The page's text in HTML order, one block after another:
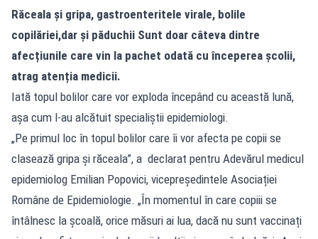
Răceala și gripa, gastroenteritele virale, bolile
copilăriei,dar și păduchii Sunt doar câteva dintre
afecțiunile care vin la pachet odată cu începerea școlii,
atrag atenția medicii.
Iată topul bolilor care vor exploda începând cu această lună,
așa cum l-au alcătuit specialiștii epidemiologi.
„Pe primul loc în topul bolilor care îi vor afecta pe copii se
clasează gripa și răceala”, a declarat pentru Adevărul medicul
epidemiolog Emilian Popovici, vicepreședintele Asociației
Române de Epidemiologie. „În momentul în care copiii se
întâlnesc la școală, orice măsuri ai lua, dacă nu sunt vaccinați